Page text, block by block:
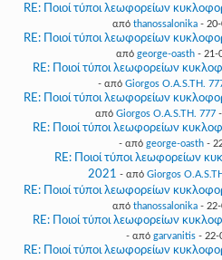
RE: Ποιοί τύποι λεωφορείων
από thanossalonika -
RE: Ποιοί τύποι λεωφορείων
από george-oasth- 21-
RE: Ποιοί τύποι λεωφορείων
- από Giorgos O.A.S.TH.
RE: Ποιοί τύποι λεωφορείων
από Giorgos O.A.S.TH. 777-
RE: Ποιοί τύποι λεωφορείων
- από george-oasth-
RE: Ποιοί τύποι λεωφορείων
2021 - από Giorgos
RE: Ποιοί τύποι λεωφορείων
από thanossalonika -
RE: Ποιοί τύποι λεωφορείων
- από garvanitis - 22-
RE: Ποιοί τύποι λεωφορείων